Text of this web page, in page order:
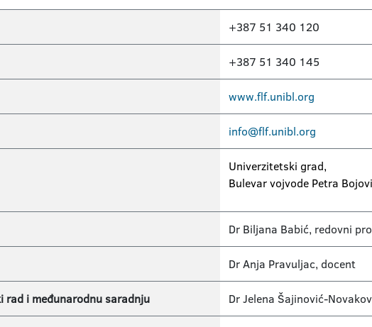
+387 51 340 120
+387 51 340 145
www.flf.unibl.org
info@flf.unibl.org
Univerzitetski grad,
Bulevar vojvode Petra
Dr Biljana Babić, redovni
Dr Anja Pravuljac, docent
rad i međunarodnu saradnju Dr Jelena Šajinović-